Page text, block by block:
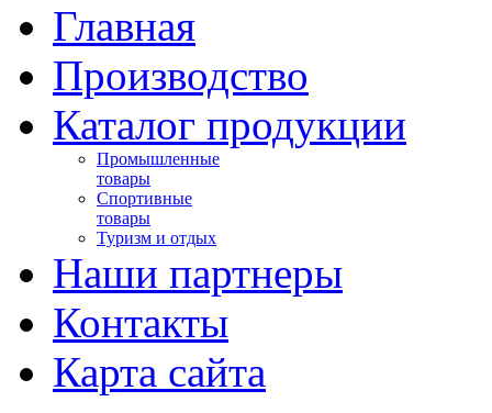
Главная
Производство
Каталог продукции
Промышленные
товары
Спортивные
товары
Туризм и отдых
Наши партнеры
Контакты
Карта сайта